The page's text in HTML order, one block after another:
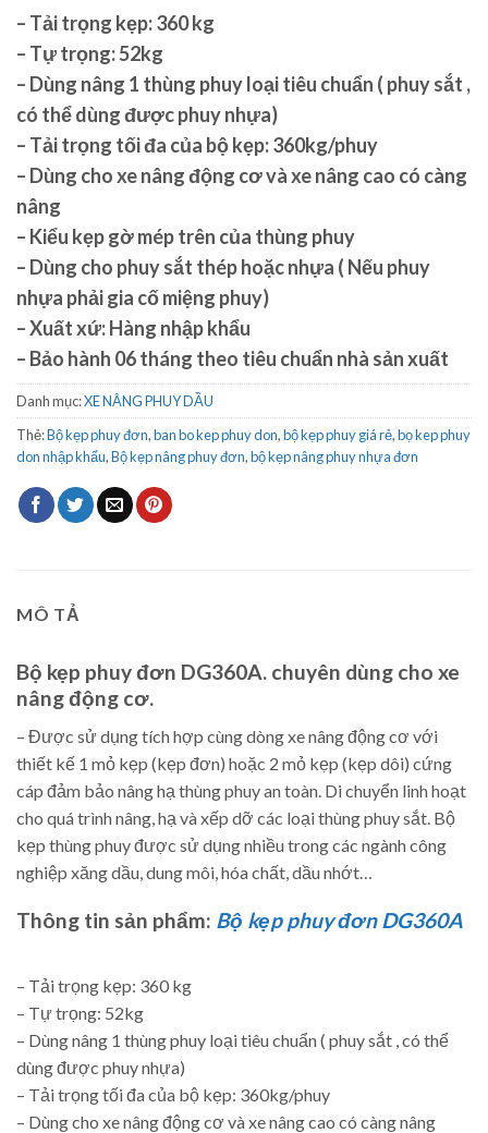
– Tải trọng kẹp: 360 kg
– Tự trọng: 52kg
– Dùng nâng 1 thùng phuy loại tiêu chuẩn ( phuy sắt ,
có thể dùng được phuy nhựa)
– Tải trọng tối đa của bộ kẹp: 360kg/phuy
– Dùng cho xe nâng động cơ và xe nâng cao có càng
nâng
– Kiểu kẹp gờ mép trên của thùng phuy
– Dùng cho phuy sắt thép hoặc nhựa ( Nếu phuy
nhựa phải gia cố miệng phuy)
– Xuất xứ: Hàng nhập khẩu
– Bảo hành 06 tháng theo tiêu chuẩn nhà sản xuất
Danh mục:XE NÂNG PHUY DẦU
Thẻ:Bộ kẹp phuy đơn,ban bo kep phuy don,bộ kẹp phuy giá rẻ,bọ kep phuy
don nhập khẩu,Bộ kẹp nâng phuy đơn,bộ kẹp nâng phuy nhựa đơn
MÔ TẢ
Bộ kẹp phuy đơn DG360A. chuyên dùng cho xe
nâng động cơ.
– Được sử dụng tích hợp cùng dòng xe nâng động cơ với
thiết kế 1 mỏ kẹp (kẹp đơn) hoặc 2 mỏ kẹp (kẹp dôi) cứng
cáp đảm bảo nâng hạ thùng phuy an toàn. Di chuyển linh hoạt
cho quá trình nâng, hạ và xếp dỡ các loại thùng phuy sắt. Bộ
kẹp thùng phuy được sử dụng nhiều trong các ngành công
nghiệp xăng dầu, dung môi, hóa chất, dầu nhớt…
Thông tin sản phẩm: Bộ kẹp phuy đơn DG360A
– Tải trọng kẹp: 360 kg
– Tự trọng: 52kg
– Dùng nâng 1 thùng phuy loại tiêu chuẩn ( phuy sắt , có thể
dùng được phuy nhựa)
– Tải trọng tối đa của bộ kẹp: 360kg/phuy
– Dùng cho xe nâng động cơ và xe nâng cao có càng nâng